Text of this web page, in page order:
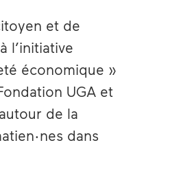
et de
l’initiative
économique »
UGA et
de la
dans